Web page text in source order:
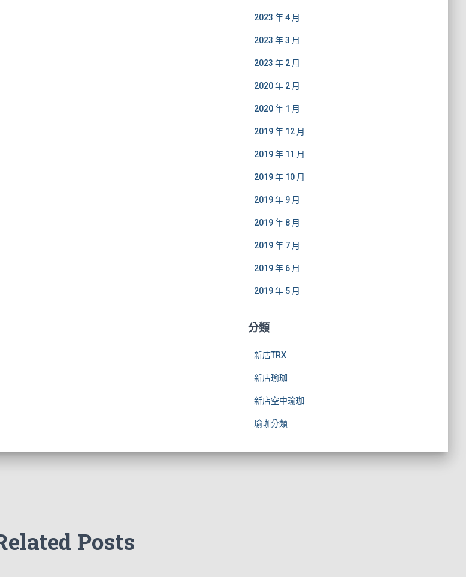
2023 年 4 月
2023 年 3 月
2023 年 2 月
2020 年 2 月
2020 年 1 月
2019 年 12 月
2019 年 11 月
2019 年 10 月
2019 年 9 月
2019 年 8 月
2019 年 7 月
2019 年 6 月
2019 年 5 月
分類
新店TRX
新店瑜珈
新店空中瑜珈
瑜珈分類
Posts